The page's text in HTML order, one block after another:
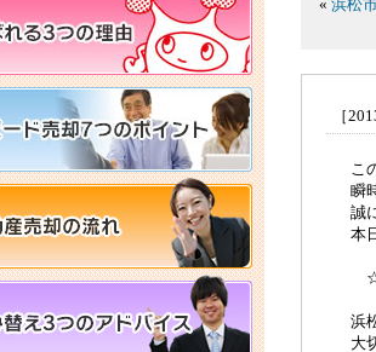
« 浜松
［
こ
瞬
誠
本
☆
浜
大